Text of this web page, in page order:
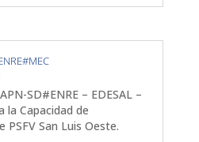
SD#ENRE – EDESAL –
la Capacidad de
San Luis Oeste.